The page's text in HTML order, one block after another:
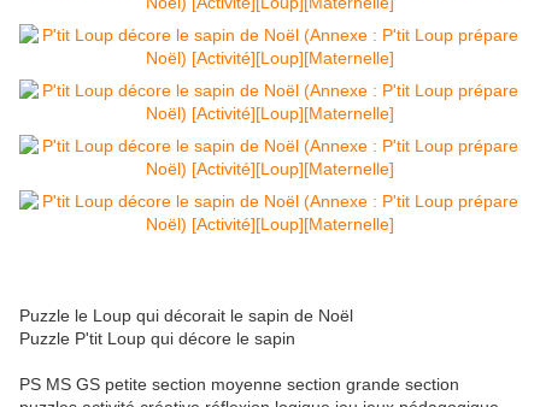
Puzzle le Loup qui décorait le sapin de Noël
Puzzle P'tit Loup qui décore le sapin
PS MS GS petite section moyenne section grande section